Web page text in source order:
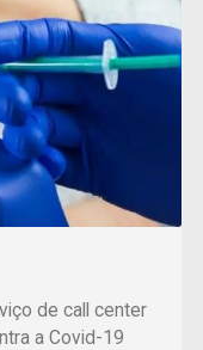
de call center
a Covid-19